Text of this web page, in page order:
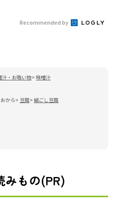
Recommended by
汁・お吸い物 味噌汁
から
豆腐 絹ごし豆腐
みもの(PR)